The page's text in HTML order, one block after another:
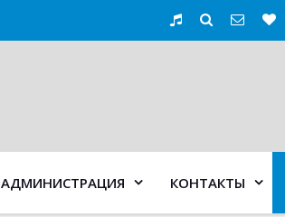
АДМИНИСТРАЦИЯ КОНТАКТЫ